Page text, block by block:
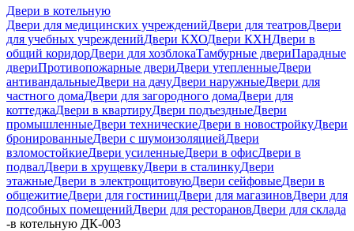
Двери в котельную
Двери для медицинских учрежденийДвери для театровДвери
для учебных учрежденийДвери КХОДвери КХНДвери в
общий коридорДвери для хозблокаТамбурные двериПарадные
двериПротивопожарные двериДвери утепленныеДвери
антивандальныеДвери на дачуДвери наружныеДвери для
частного домаДвери для загородного домаДвери для
коттеджаДвери в квартируДвери подъездныеДвери
промышленныеДвери техническиеДвери в новостройкуДвери
бронированныеДвери с шумоизоляциейДвери
взломостойкиеДвери усиленныеДвери в офисДвери в
подвалДвери в хрущевкуДвери в сталинкуДвери
этажныеДвери в электрощитовуюДвери сейфовыеДвери в
общежитиеДвери для гостиницДвери для магазиновДвери для
подсобных помещенийДвери для ресторановДвери для склада
-в котельную ДК-003